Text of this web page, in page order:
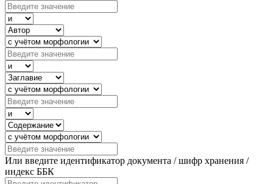
Или введите идентификатор документа / шифр хранения /
индекс ББК